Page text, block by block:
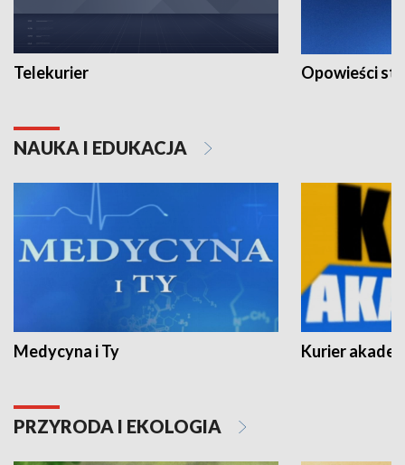
Telekurier Opowieści
NAUKA I EDUKACJA
Medycyna i Ty Kurier
PRZYRODA I EKOLOGIA